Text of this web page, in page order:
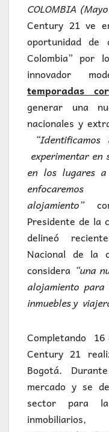
COLOMBIA
Century 21 ve
oportunidad de
Colombia” por
innovador
temporadas
generar una
nacionales y
experimentar en
en los lugares
alojamiento”
Presidente de la
delineó
Nacional de la
considera “una
alojamiento para
inmuebles y
Completando 16
Century 21
Bogotá.
mercado y se
sector para